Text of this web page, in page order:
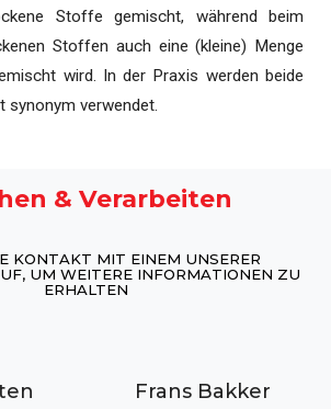
Stoffe gemischt, während beim
Stoffen auch eine (kleine) Menge
wird. In der Praxis werden beide
verwendet.
& Verarbeiten
KONTAKT MIT EINEM UNSERER
UM WEITERE INFORMATIONEN ZU
ERHALTEN
Frans Bakker